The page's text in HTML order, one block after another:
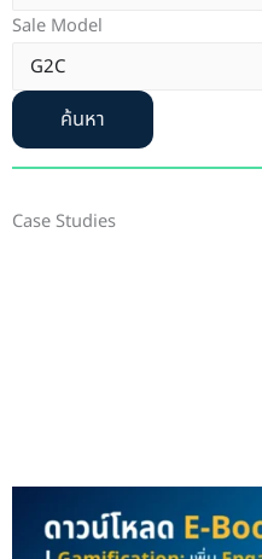
Sale Model
ค้นหา
Case Studies